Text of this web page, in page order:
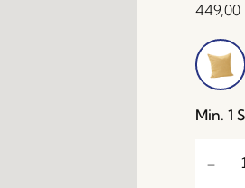
449,00
Min. 1